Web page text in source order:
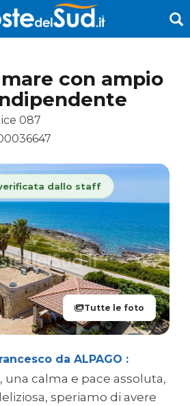
con ampio
087
dallo staff
Tutte le foto
da ALPAGO :
calma e pace assoluta,
speriamo di avere